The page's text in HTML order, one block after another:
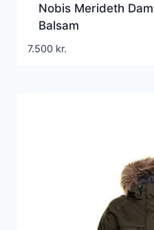
Nobis Merideth
Balsam
7.500 kr.